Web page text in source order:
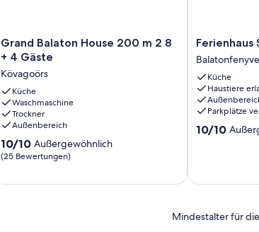
in Landessprache.
Grand
Balaton
200
m
2
8
+
4
Gäste
Grand Balaton House 200 m 2 8
+ 4 Gäste
Kövagoörs
Küche
Waschmaschine
Trockner
Außenbereich
10.0
von
Außergewöhnlich,
10/10 Außergewöhnlich
(25 Bewertungen)
Ferienhaus
Suzy
by
Interhome
Ferienhaus
Küche
Haustiere
Parkplätze
10.0
10/10
Mindestalter für